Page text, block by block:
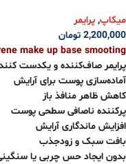
میکاپ, پرایمر
2,200,000 تومان
make up base smooting
پرایمر صاف‌کننده و یکدست
آماده‌سازی پوست برای آرایش
کاهش ظاهر منافذ باز
پرکننده ناصافی‌ سطحی پوست
افزایش ماندگاری آرایش
بافت سبک و زودجذب
بدون ایجاد حس چربی یا